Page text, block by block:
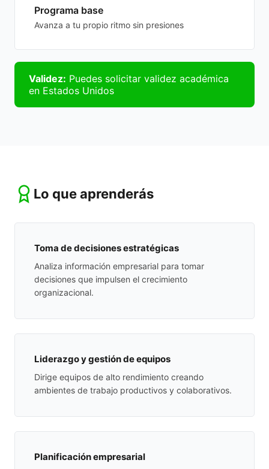
Programa base
Avanza a tu propio ritmo sin presiones
Validez: Puedes solicitar validez académica
en Estados Unidos
Lo que aprenderás
Toma de decisiones estratégicas
Analiza información empresarial para tomar
decisiones que impulsen el crecimiento
organizacional.
Liderazgo y gestión de equipos
Dirige equipos de alto rendimiento creando
ambientes de trabajo productivos y colaborativos.
Planificación empresarial